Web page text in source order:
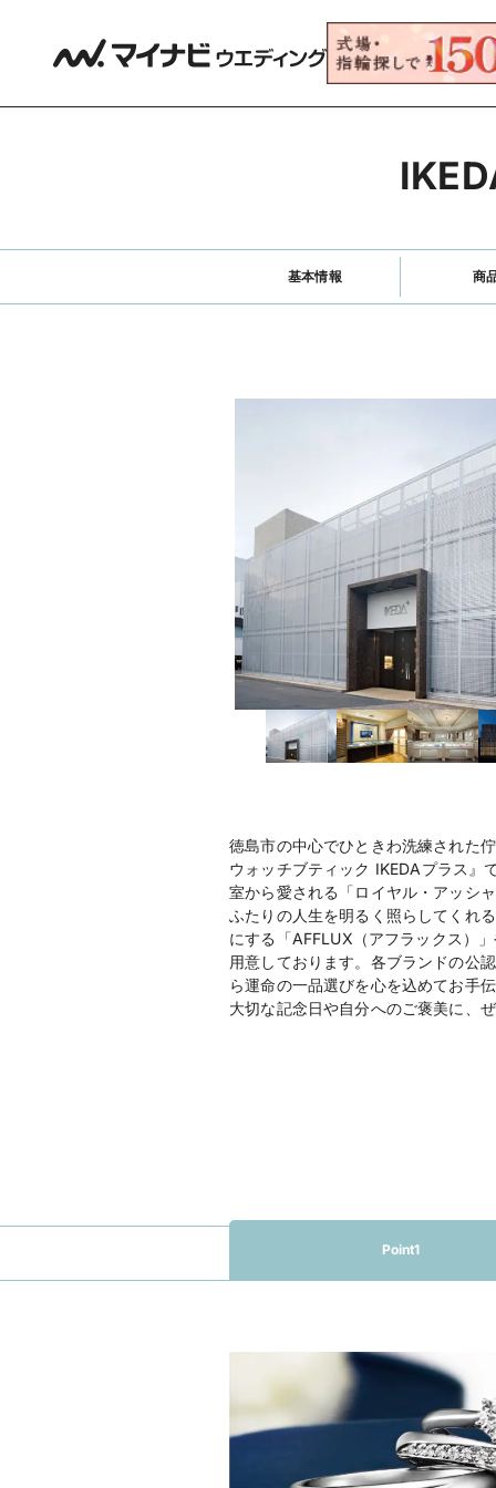
基本情報 商
徳島市の中心でひときわ洗練された
ウォッチブティック IKEDAプラス』
室から愛される「ロイヤル・アッシ
ふたりの人生を明るく照らしてくれ
にする「AFFLUX（アフラックス）
用意しております。各ブランドの公
ら運命の一品選びを心を込めてお手
大切な記念日や自分へのご褒美に、
Point1